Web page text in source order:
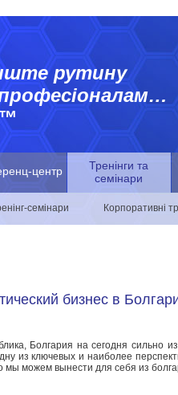
центр
Тренінги та
семінари
семінари Корпоративні
рутину
бизнес в
Болгария на сегодня сильно
из ключевых и наиболее
мы можем вынести для себя из